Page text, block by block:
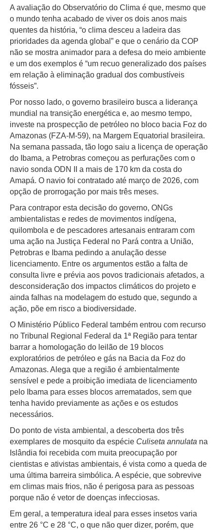
A avaliação do Observatório do Clima é que, mesmo que
o mundo tenha acabado de viver os dois anos mais
quentes da história, “o clima desceu a ladeira das
prioridades da agenda global” e que o cenário da COP
não se mostra animador para a defesa do meio ambiente
e um dos exemplos é “um recuo generalizado dos países
em relação à eliminação gradual dos combustíveis
fósseis”.
Por nosso lado, o governo brasileiro busca a liderança
mundial na transição energética e, ao mesmo tempo,
investe na prospecção de petróleo no bloco bacia Foz do
Amazonas (FZA-M-59), na Margem Equatorial brasileira.
Na semana passada, tão logo saiu a licença de operação
do Ibama, a Petrobras começou as perfurações com o
navio sonda ODN II a mais de 170 km da costa do
Amapá. O navio foi contratado até março de 2026, com
opção de prorrogação por mais três meses.
Para contrapor esta decisão do governo, ONGs
ambientalistas e redes de movimentos indígena,
quilombola e de pescadores artesanais entraram com
uma ação na Justiça Federal no Pará contra a União,
Petrobras e Ibama pedindo a anulação desse
licenciamento. Entre os argumentos estão a falta de
consulta livre e prévia aos povos tradicionais afetados, a
desconsideração dos impactos climáticos do projeto e
ainda falhas na modelagem do estudo que, segundo a
ação, põe em risco a biodiversidade.
O Ministério Público Federal também entrou com recurso
no Tribunal Regional Federal da 1ª Região para tentar
barrar a homologação do leilão de 19 blocos
exploratórios de petróleo e gás na Bacia da Foz do
Amazonas. Alega que a região é ambientalmente
sensível e pede a proibição imediata de licenciamento
pelo Ibama para esses blocos arrematados, sem que
tenha havido previamente as ações e os estudos
necessários.
Do ponto de vista ambiental, a descoberta dos três
exemplares de mosquito da espécie Culiseta annulata na
Islândia foi recebida com muita preocupação por
cientistas e ativistas ambientais, é vista como a queda de
uma última barreira simbólica. A espécie, que sobrevive
em climas mais frios, não é perigosa para as pessoas
porque não é vetor de doenças infecciosas.
Em geral, a temperatura ideal para esses insetos varia
entre 26 °C e 28 °C, o que não quer dizer, porém, que